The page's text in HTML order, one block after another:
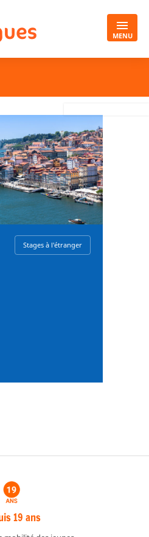
MENU
Stages à l'étranger
19 ans